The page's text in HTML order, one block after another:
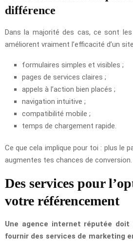
différence
Dans la majorité des cas, ce sont
améliorent vraiment l’efficacité d’un
formulaires simples et visibles ;
pages de services claires ;
appels à l’action bien placés ;
navigation intuitive ;
compatibilité mobile ;
temps de chargement rapide.
Ce que cela implique pour toi : plus le
augmentes tes chances de conversion.
Des services pour
votre référencement
Une agence internet réputée
fournir des services de marketing